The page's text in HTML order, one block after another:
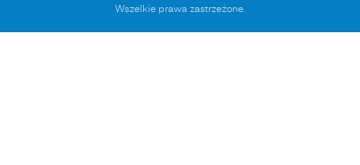
Wszelkie prawa zastrzeżone.